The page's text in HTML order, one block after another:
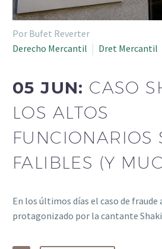
Por Bufet Reverter
Derecho Mercantil
Dret Mercantil
05 JUN: CASO
LOS ALTOS
FUNCIONARIOS
FALIBLES (Y
En los últimos días el caso de fraude
protagonizado por la cantante